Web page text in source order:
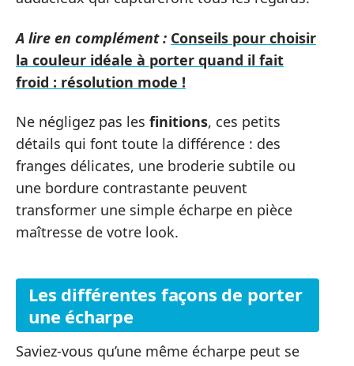
A lire en complément : Conseils pour choisir
la couleur idéale à porter quand il fait
froid : résolution mode !
Ne négligez pas les finitions, ces petits
détails qui font toute la différence : des
franges délicates, une broderie subtile ou
une bordure contrastante peuvent
transformer une simple écharpe en pièce
maîtresse de votre look.
Les différentes façons de porter
une écharpe
Saviez-vous qu’une même écharpe peut se